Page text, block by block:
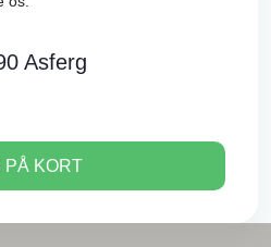
Asferg
PÅ KORT